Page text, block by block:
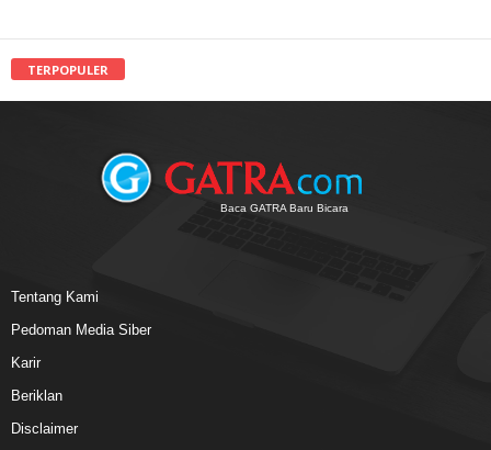
TERPOPULER
Baca GATRA Baru Bicara
Tentang Kami
Pedoman Media Siber
Karir
Beriklan
Disclaimer